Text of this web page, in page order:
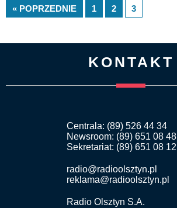
« POPRZEDNIE 1 2 3
KONTAKT
Centrala: (89) 526 44 34
Newsroom: (89) 651 08 48
Sekretariat: (89) 651 08 12
radio@radioolsztyn.pl
reklama@radioolsztyn.pl
Radio Olsztyn S.A.